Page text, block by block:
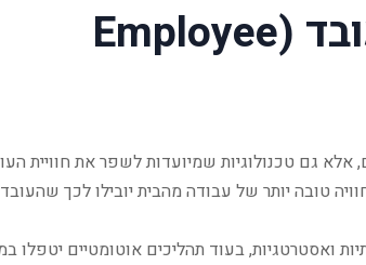
כלים לשיפור חוויית העובד (Employee
גם טכנולוגיות שמיועדות לשפר את חוויית
טובה יותר של עבודה מהבית יובילו לכך
ואסטרטגיות, בעוד תהליכים אוטומטיים יטפלו